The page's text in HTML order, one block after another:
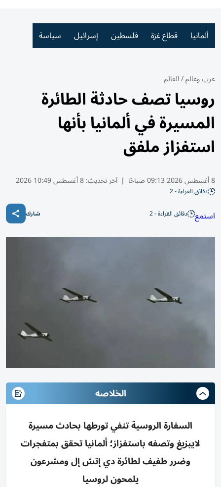
ألمانيا قطاع غزة فلسطين إسرائيل سياسة
عرب وعالم/العالم
روسيا تصف حادثة الطائرة
المسيرة في ألمانيا بأنها
استفزاز ملفق
8 أغسطس 2026 09:13 صباحًا | آخر تحديث:8 أغسطس 10:49 2026
دقائق القراءة - 2
استمع دقائق القراءة - 2 شارك
الخلاصه
السفارة الروسية تنفي تورطها بحادث مسيرة
لايبزيغ وتصفه باستفزاز؛ ألمانيا تحقق بمتفجرات
وضرر طفيف لطائرة دي إتش إل ومشرعون
يلمحون لروسيا